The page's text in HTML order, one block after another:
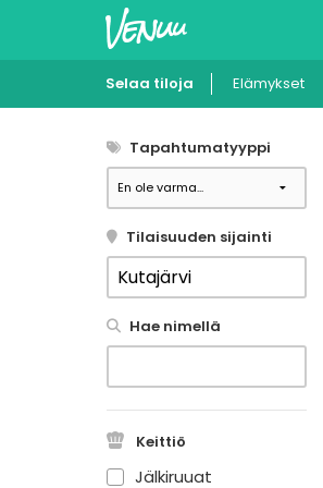
Selaa tiloja Elämykset
Tapahtumatyyppi
Tilaisuuden sijainti
Hae nimellä
Keittiö
Jälkiruuat